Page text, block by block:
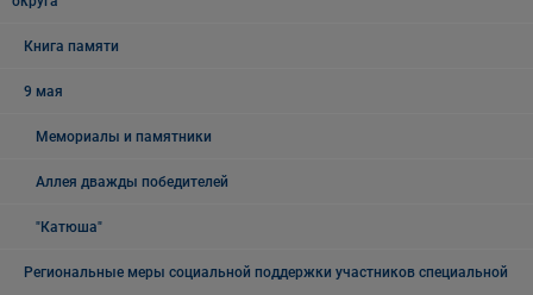
Книга памяти
9 мая
Мемориалы и памятники
Аллея дважды победителей
"Катюша"
Региональные меры социальной поддержки участников специальной